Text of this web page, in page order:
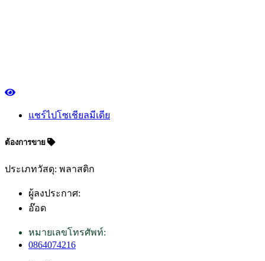
แชร์ไปโซเชียลมีเดีย
ต้องการขาย
ประเภทวัสดุ: พลาสติก
ผู้ลงประกาศ:
อ๊อด
หมายเลขโทรศัพท์:
0864074216